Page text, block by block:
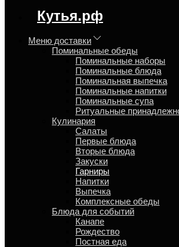
регион доставки:
Московская область
Кутья.рф
Меню доставки
Поминальные обеды
Поминальные наборы
Поминальные блюда
Поминальная выпечка
Поминальные напитки
Поминальные супа
Ритуальные
Кулинария
Салаты
Первые блюда
Вторые блюда
Закуски
Гарниры
Напитки
Выпечка
Комплексные обеды
Блюда для событий
Канапе
Рождество
Постная еда
Гарниры и
самостоятельные
Вы собираетесь принимать гостей, а
служба доставки еды «Кутья.рф»,
горячие вторые блюда из собственной
гарантированно горячей и свежей т.к. мы
под ножа" и доставляем в термо сумках
Ассортимент гарниров в наличие на sunday, 9
Какое у Вас событие?